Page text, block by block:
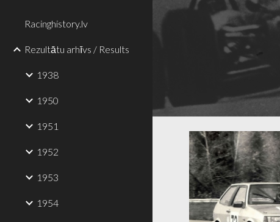
Racinghistory.lv
Rezultātu arhīvs / Results
1938
1950
1951
1952
1953
1954